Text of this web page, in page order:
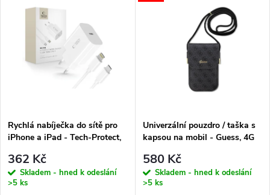
Rychlá nabíječka do sítě pro
iPhone a iPad - Tech-Protect,
362 Kč
Skladem - hned k odeslání
>5 ks
Univerzální pouzdro / taška s
kapsou na mobil - Guess, 4G
580 Kč
Skladem - hned k odeslání
>5 ks